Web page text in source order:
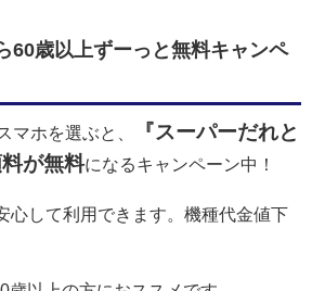
60歳以上ずーっと無料キャンペ
マホを選ぶと、
『スーパーだれと
が無料になるキャンペーン中！
心して利用できます。機種代金値下